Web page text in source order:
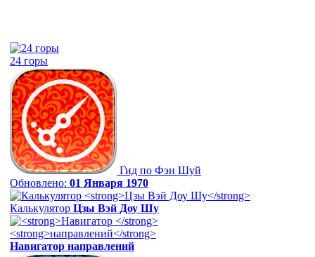
24 горы
Гид по Фэн Шуй
Обновлено: 01 Января 1970
Калькулятор Цзы Вэй Доу Шу
Навигатор направлений